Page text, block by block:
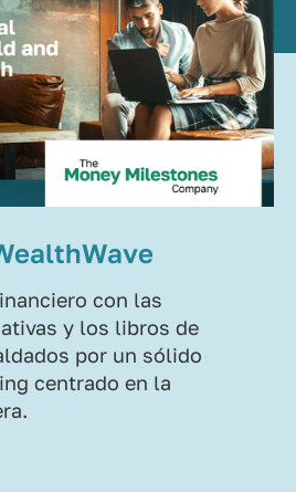
con las
y los libros de
por un sólido
centrado en la